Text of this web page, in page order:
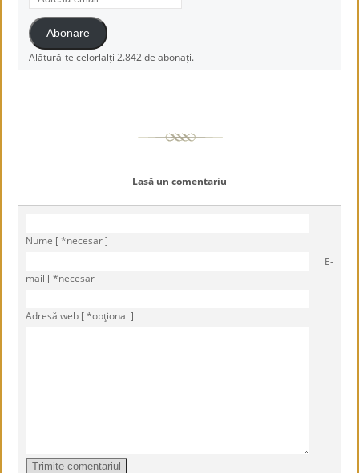
email
Abonare
Alătură-te celorlalți 2.842 de abonați.
Lasă un comentariu
Nume [ *necesar ]
E-
mail [ *necesar ]
Adresă web [ *opţional ]